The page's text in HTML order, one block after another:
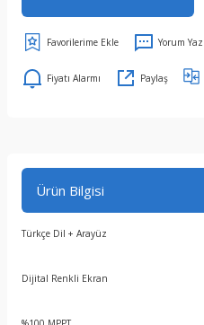
Yorum Yaz
Fiyatı Alarmı Paylaş
Ürün Bilgisi
Türkçe Dil + Arayüz
Dijital Renkli Ekran